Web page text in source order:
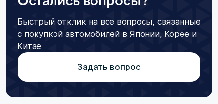
Быстрый отклик на все вопросы, связанные
с покупкой автомобилей в Японии, Корее и
Китае
Задать вопрос